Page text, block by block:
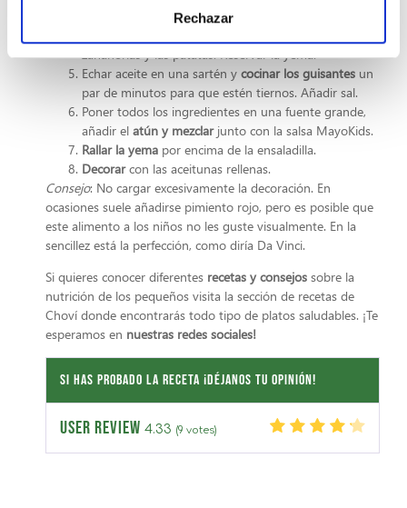
Rechazar
zanahorias y las patatas. Reservar la yema.
Echar aceite en una sartén y cocinar los guisantes un
par de minutos para que estén tiernos. Añadir sal.
Poner todos los ingredientes en una fuente grande,
añadir el atún y mezclarjunto con la salsa MayoKids.
Rallar la yema por encima de la ensaladilla.
Decorarcon las aceitunas rellenas.
Consejo: No cargar excesivamente la decoración. En
ocasiones suele añadirse pimiento rojo, pero es posible que
este alimento a los niños no les guste visualmente. En la
sencillez está la perfección, como diría Da Vinci.
Si quieres conocer diferentes recetas y consejos sobre la
nutrición de los pequeños visita la sección de recetas de
Choví donde encontrarás todo tipo de platos saludables. ¡Te
esperamos en nuestras redes sociales!
Si has probado la receta ¡Déjanos tu opinión!
USER REVIEW 4.33 (9 votes)